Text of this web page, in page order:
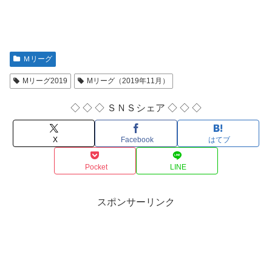
Ｍリーグ
Mリーグ2019 Mリーグ（2019年11月）
◇ ◇ ◇ ＳＮＳシェア ◇ ◇ ◇
X Facebook はてブ
Pocket LINE
スポンサーリンク